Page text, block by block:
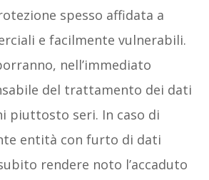
spesso affidata a
e facilmente vulnerabili.
nell’immediato
del trattamento dei dati
piuttosto seri. In caso di
entità con furto di dati
rendere noto l’accaduto